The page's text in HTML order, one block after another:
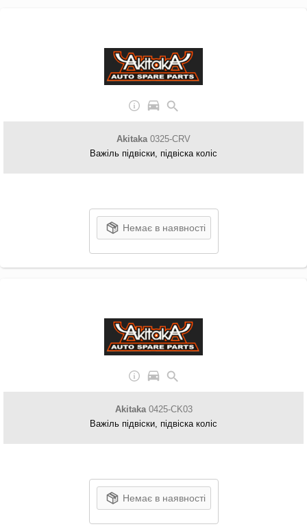
Akitaka0325-CRV
Важіль підвіски, підвіска коліс
Немає в наявності
Akitaka0425-CK03
Важіль підвіски, підвіска коліс
Немає в наявності